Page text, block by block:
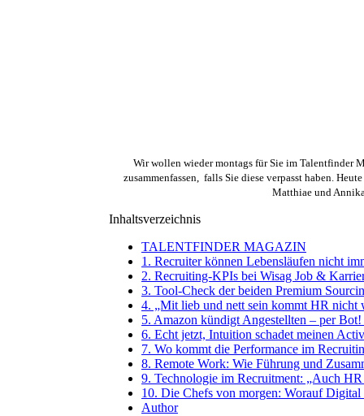
Wir wollen wieder montags für Sie im Talentfinder
zusammenfassen, falls Sie diese verpasst haben.
Matthiae und
Inhaltsverzeichnis
TALENTFINDER MAGAZIN
1. Recruiter können Lebensläufen nicht
2. Recruiting-KPIs bei Wisag Job &
3. Tool-Check der beiden Premium
4. „Mit lieb und nett sein kommt HR nicht
5. Amazon kündigt Angestellten – per
6. Echt jetzt, Intuition schadet meinen
7. Wo kommt die Performance im
8. Remote Work: Wie Führung und
9. Technologie im Recruitment: „Auch
10. Die Chefs von morgen: Worauf Digital
Author